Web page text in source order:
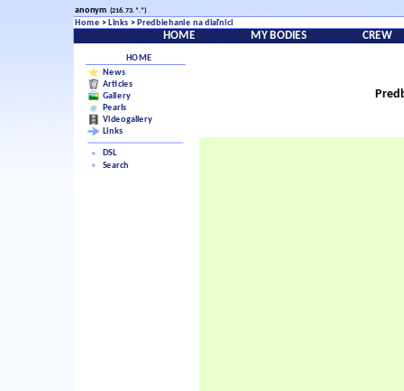
anonym (216.73.*.*)
Home > Links > Predbiehanie na diaľnici
HOME MY BODIES CREW
HOME
News
Articles
Gallery
Pearls
Videogallery
Links
DSL
Search